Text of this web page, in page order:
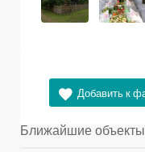
Ближайшие объекты